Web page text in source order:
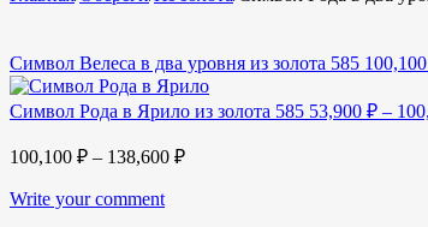
Символ Велеса в два уровня из золота 585 100,100
Символ Рода в Ярило из золота 585 53,900 ₽ –
100,100 ₽ – 138,600 ₽
Write your comment